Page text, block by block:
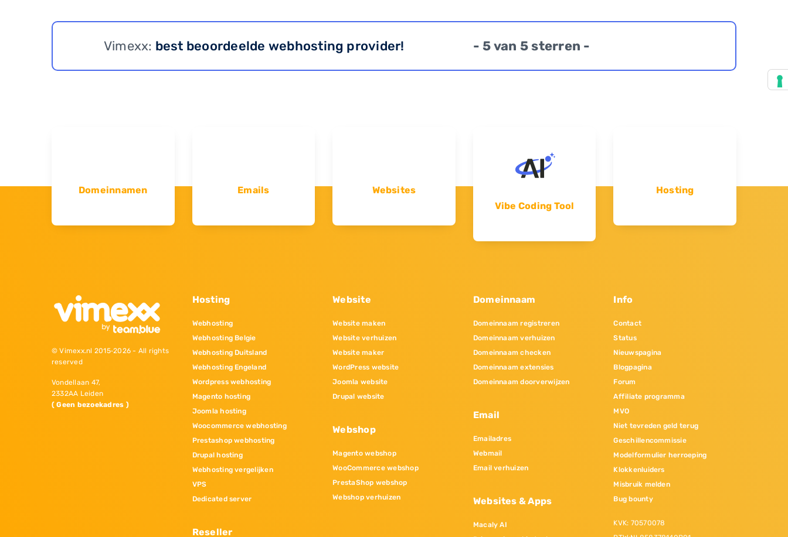
Vimexx: best beoordeelde webhosting provider! - 5 van 5 sterren -
Domeinnamen Emails
Websites
Vibe Coding Tool
Hosting
© Vimexx.nl 2015‐2026 - All rights
reserved
Vondellaan 47,
2332AA Leiden
( Geen bezoekadres )
Hosting
Webhosting
Webhosting Belgie
Webhosting Duitsland
Webhosting Engeland
Wordpress webhosting
Magento hosting
Joomla hosting
Woocommerce webhosting
Prestashop webhosting
Drupal hosting
Webhosting vergelijken
VPS
Dedicated server
Reseller
Website
Website maken
Website verhuizen
Website maker
WordPress website
Joomla website
Drupal website
Webshop
Magento webshop
WooCommerce webshop
PrestaShop webshop
Webshop verhuizen
Domeinnaam
Domeinnaam registreren
Domeinnaam verhuizen
Domeinnaam checken
Domeinnaam extensies
Domeinnaam doorverwijzen
Email
Emailadres
Webmail
Email verhuizen
Websites & Apps
Macaly AI
Info
Contact
Status
Nieuwspagina
Blogpagina
Forum
Affiliate programma
MVO
Niet tevreden geld terug
Geschillencommissie
Modelformulier herroeping
Klokkenluiders
Misbruik melden
Bug bounty
KVK: 70570078